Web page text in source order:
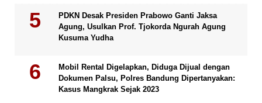
PDKN Desak Presiden Prabowo Ganti Jaksa
Agung, Usulkan Prof. Tjokorda Ngurah Agung
Kusuma Yudha
Mobil Rental Digelapkan, Diduga Dijual dengan
Dokumen Palsu, Polres Bandung Dipertanyakan:
Kasus Mangkrak Sejak 2023